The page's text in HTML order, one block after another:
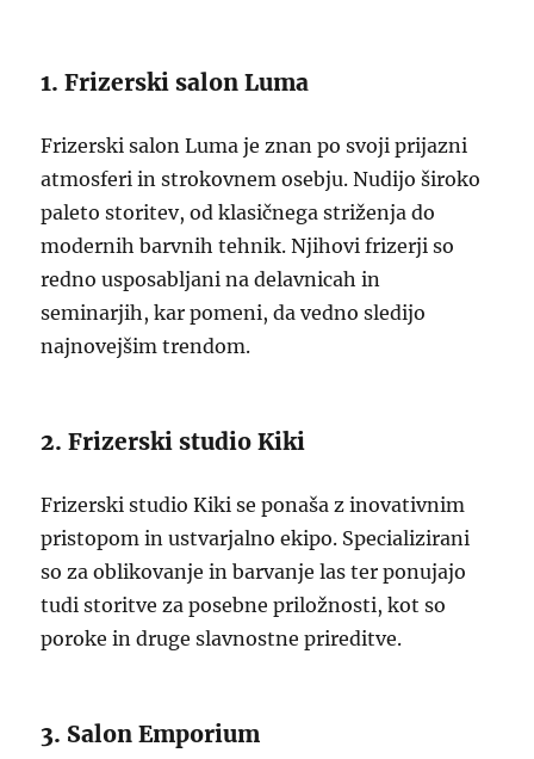
1. Frizerski salon Luma
Frizerski salon Luma je znan po svoji prijazni
atmosferi in strokovnem osebju. Nudijo široko
paleto storitev, od klasičnega striženja do
modernih barvnih tehnik. Njihovi frizerji so
redno usposabljani na delavnicah in
seminarjih, kar pomeni, da vedno sledijo
najnovejšim trendom.
2. Frizerski studio Kiki
Frizerski studio Kiki se ponaša z inovativnim
pristopom in ustvarjalno ekipo. Specializirani
so za oblikovanje in barvanje las ter ponujajo
tudi storitve za posebne priložnosti, kot so
poroke in druge slavnostne prireditve.
3. Salon Emporium